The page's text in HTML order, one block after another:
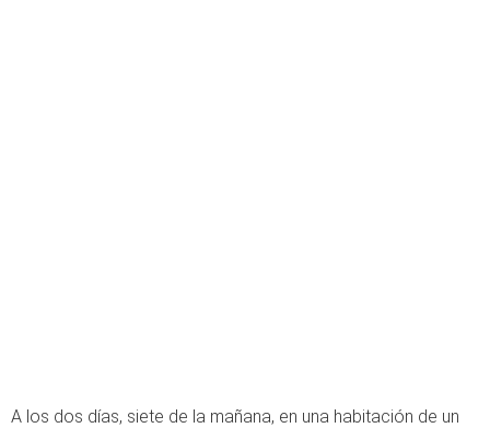
A los dos días, siete de la mañana, en una habitación de un